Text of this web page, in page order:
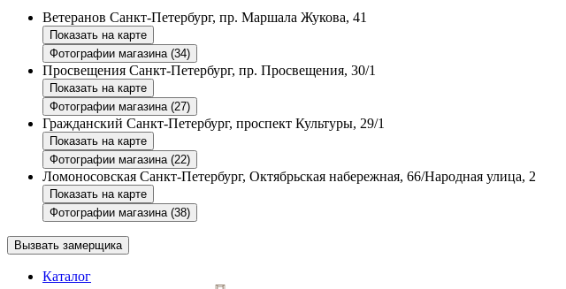
Ветеранов Санкт-Петербург, пр. Маршала Жукова, 41
Показать на карте
Фотографии магазина (34)
Просвещения Санкт-Петербург, пр. Просвещения, 30/1
Показать на карте
Фотографии магазина (27)
Гражданский Санкт-Петербург, проспект Культуры, 29/1
Показать на карте
Фотографии магазина (22)
Ломоносовская Санкт-Петербург, Октябрьская набережная, 66/Народная улица, 2
Показать на карте
Фотографии магазина (38)
Вызвать замерщика
Каталог